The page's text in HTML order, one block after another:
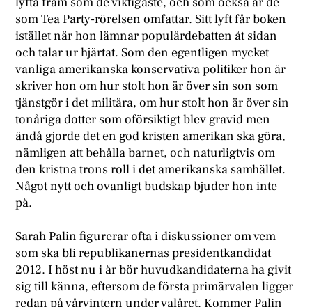
som Tea Party-rörelsen omfattar. Sitt lyft får boken
istället när hon lämnar populärdebatten åt sidan
och talar ur hjärtat. Som den egentligen mycket
vanliga amerikanska konservativa politiker hon är
skriver hon om hur stolt hon är över sin son som
tjänstgör i det militära, om hur stolt hon är över sin
tonåriga dotter som oförsiktigt blev gravid men
ändå gjorde det en god kristen amerikan ska göra,
nämligen att behålla barnet, och naturligtvis om
den kristna trons roll i det amerikanska samhället.
Något nytt och ovanligt budskap bjuder hon inte
på.
Sarah Palin figurerar ofta i diskussioner om vem
som ska bli republikanernas presidentkandidat
2012. I höst nu i år bör huvudkandidaterna ha givit
sig till känna, eftersom de första primärvalen ligger
redan på vårvintern under valåret. Kommer Palin